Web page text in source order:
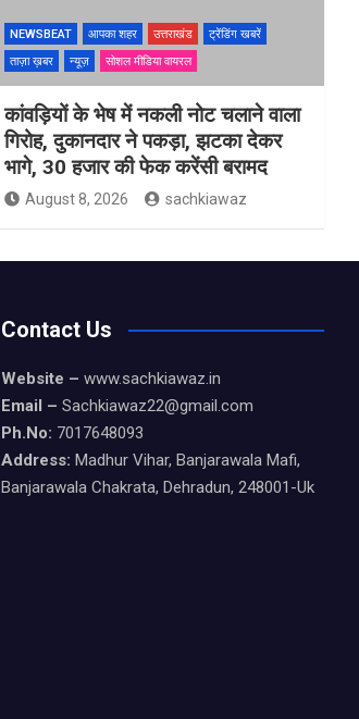
NEWSBEAT आपका शहर उत्तराखंड
ट्रेंडिंग खबरें
ताज़ा ख़बर
न्यूज़ सोशल मीडिया वायरल
कांवड़ियों के भेष में नकली नोट चलाने वाला
गिरोह, दुकानदार ने पकड़ा, झटका देकर
भागे, 30 हजार की फेक करेंसी बरामद
August 8, 2026 sachkiawaz
Contact Us
Website – www.sachkiawaz.in
Email – Sachkiawaz22@gmail.com
Ph.No: 7017648093
Address: Madhur Vihar, Banjarawala Mafi,
Banjarawala Chakrata, Dehradun, 248001-Uk